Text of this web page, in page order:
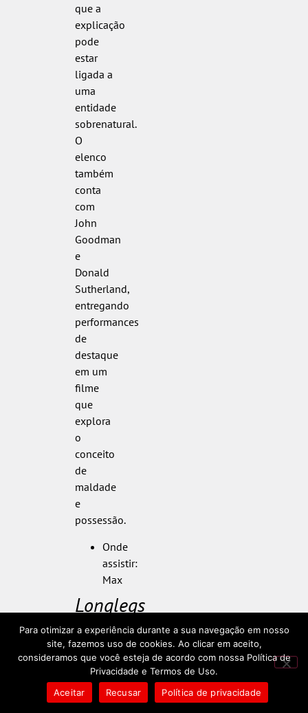
que a
explicação
pode
estar
ligada a
uma
entidade
sobrenatural.
O
elenco
também
conta
com
John
Goodman
e
Donald
Sutherland,
entregando
performances
de
destaque
em um
filme
que
explora
o
conceito
de
maldade
e
possessão.
Onde
assistir:
Max
Longlegs
–
Vínculo
Mortal
é
Para otimizar a experiência durante a sua navegação em nosso
site, fazemos uso de cookies. Ao clicar em aceito,
consideramos que você esteja de acordo com nossa Política de
Privacidade e Termos de Uso.
Aceitar
Recusar Política de privacidade